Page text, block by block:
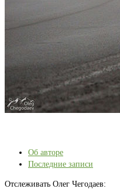
Об авторе
Последние записи
Отслеживать Олег Чегодаев: